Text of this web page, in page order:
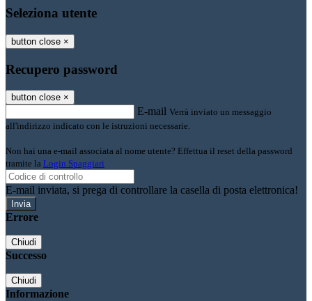
Seleziona utente
button close ×
Recupero password
button close ×
E-mail Verrà inviato un messaggio
all'indirizzo indicato con le istruzioni necessarie.
Non hai una e-mail associata al nome utente? Effettua il reset della password
tramite la Login Spaggiari
E-mail inviata, si prega di controllare la casella di posta elettronica!
Errore
Chiudi
Successo
Chiudi
Informazione